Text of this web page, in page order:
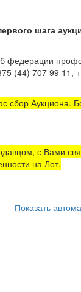
шага
федерации
(44) 707 99 11,
сбор Аукциона.
с Вами
на Лот.
Показать